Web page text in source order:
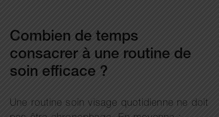
Combien de temps
consacrer à une routine de
soin efficace ?
Une routine soin visage quotidienne ne doit